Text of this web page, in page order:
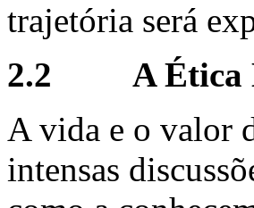
trajetória será
2.2 A Ética
A vida e o valor
intensas